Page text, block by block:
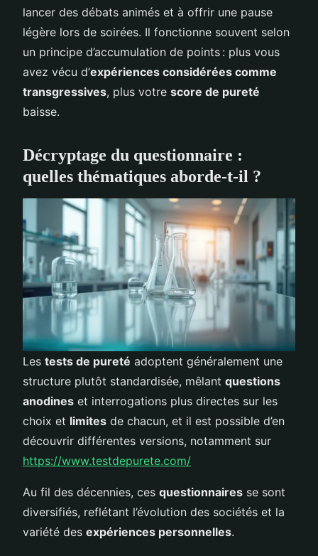
lancer des débats animés et à offrir une pause
légère lors de soirées. Il fonctionne souvent selon
un principe d’accumulation de points : plus vous
avez vécu d’expériences considérées comme
transgressives, plus votre score de pureté
baisse.
Décryptage du questionnaire :
quelles thématiques aborde-t-il ?
Les tests de pureté adoptent généralement une
structure plutôt standardisée, mêlant questions
anodines et interrogations plus directes sur les
choix et limites de chacun, et il est possible d’en
découvrir différentes versions, notamment sur
https://www.testdepurete.com/
Au fil des décennies, ces questionnaires se sont
diversifiés, reflétant l’évolution des sociétés et la
variété des expériences personnelles.